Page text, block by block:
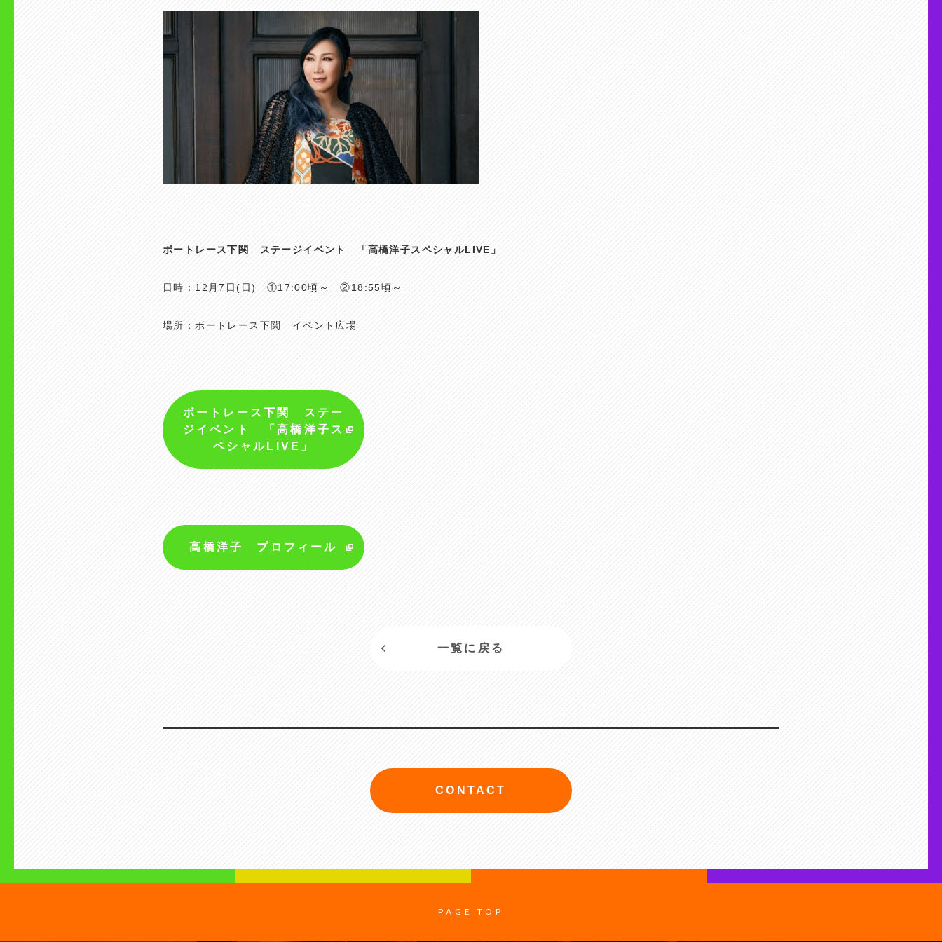
ボートレース下関 ステージイベント 「高橋洋子スペシャルLIVE」
日時：12月7日(日) ①17:00頃～ ②18:55頃～
場所：ボートレース下関 イベント広場
ボートレース下関 ステー
ジイベント 「高橋洋子ス
ペシャルLIVE」
高橋洋子 プロフィール
一覧に戻る
CONTACT
PAGE TOP